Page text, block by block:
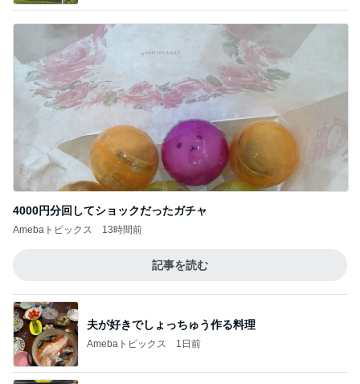
4000円分回してショックだったガチャ
Amebaトピックス 13時間前
記事を読む
夫が好きでしょっちゅう作る料理
Amebaトピックス 1日前